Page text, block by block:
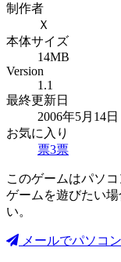
制作者
Ｘ
本体サイズ
14MB
Version
1.1
最終更新日
2006年5月14日
お気に入り
票3票
このゲームはパソ
ゲームを遊びたい
い。
メールでパソコ